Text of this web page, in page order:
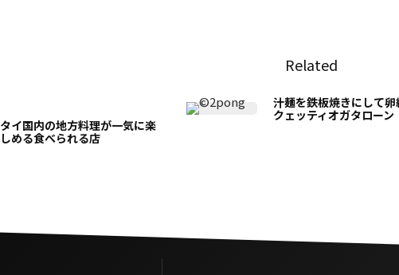
Related
タイ国内の地方料理が一気に楽
しめる食べられる店
汁麺を鉄板焼きにして卵
クェッティオガタローン